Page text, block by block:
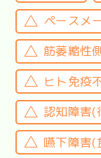
ペースメ
筋萎縮性
ヒト免疫
認知障害(
嚥下障害(